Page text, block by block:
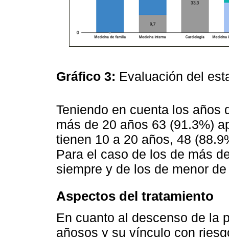
Gráfico 3: Evaluación del
Teniendo en cuenta los años
más de 20 años 63 (91.3%)
tienen 10 a 20 años, 48
Para el caso de los de más
siempre y de los de menor
Aspectos del tratamiento
En cuanto al descenso de la
añosos y su vínculo con